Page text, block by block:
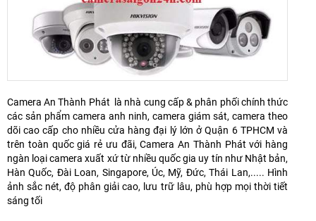
Camera An Thành Phát là nhà cung cấp & phân phối chính thức
các sản phẩm camera anh ninh, camera giám sát, camera theo
dõi cao cấp cho nhiều cửa hàng đại lý lớn ở Quận 6 TPHCM và
trên toàn quốc giá rẻ ưu đãi, Camera An Thành Phát với hàng
ngàn loại camera xuất xứ từ nhiều quốc gia uy tín như Nhật bản,
Hàn Quốc, Đài Loan, Singapore, Úc, Mỹ, Đức, Thái Lan,..... Hình
ảnh sắc nét, độ phân giải cao, lưu trữ lâu, phù hợp mọi thời tiết
sáng tối